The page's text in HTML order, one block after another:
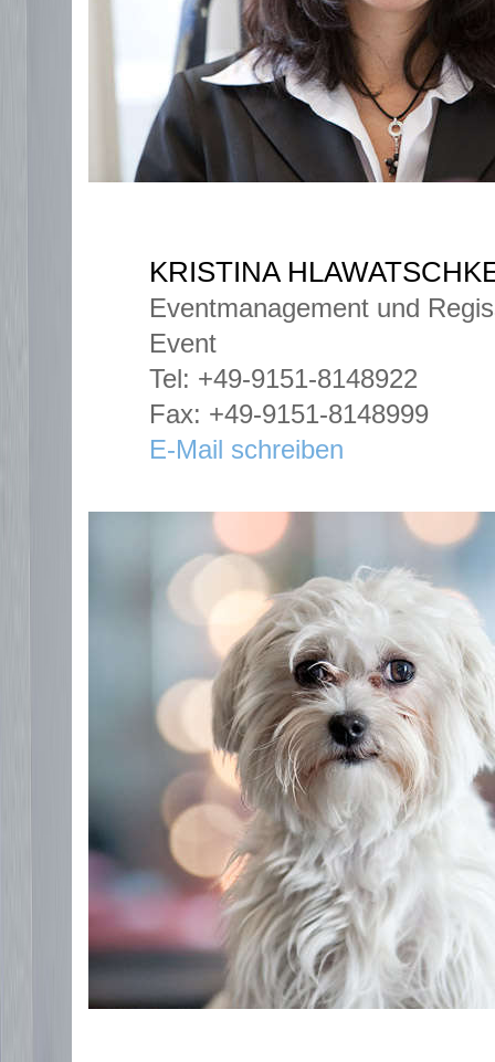
KRISTINA
Eventmanagement und
Event
Tel: +49-9151-8148922
Fax: +49-9151-8148999
E-Mail schreiben